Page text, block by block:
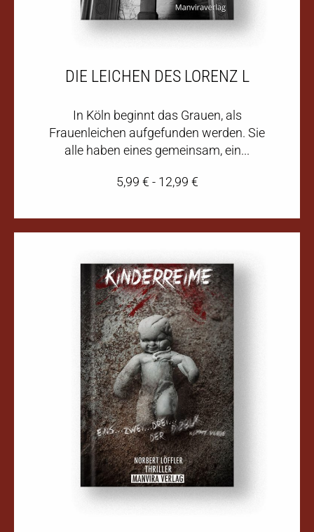
DIE LEICHEN DES LORENZ L
In Köln beginnt das Grauen, als
Frauenleichen aufgefunden werden. Sie
alle haben eines gemeinsam, ein...
5,99 €- 12,99 €